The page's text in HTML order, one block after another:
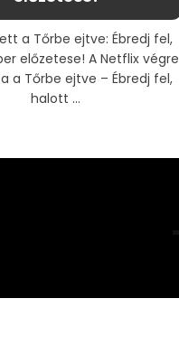
a Tőrbe ejtve: Ébredj fel,
előzetese! A Netflix végre
a Tőrbe ejtve – Ébredj fel,
halott ...